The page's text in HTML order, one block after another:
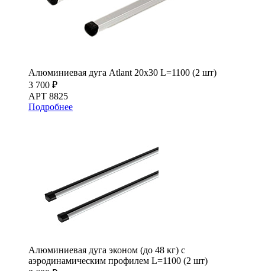
Алюминиевая дуга Atlant 20х30 L=1100 (2 шт)
3 700 ₽
АРТ 8825
Подробнее
Алюминиевая дуга эконом (до 48 кг) с
аэродинамическим профилем L=1100 (2 шт)